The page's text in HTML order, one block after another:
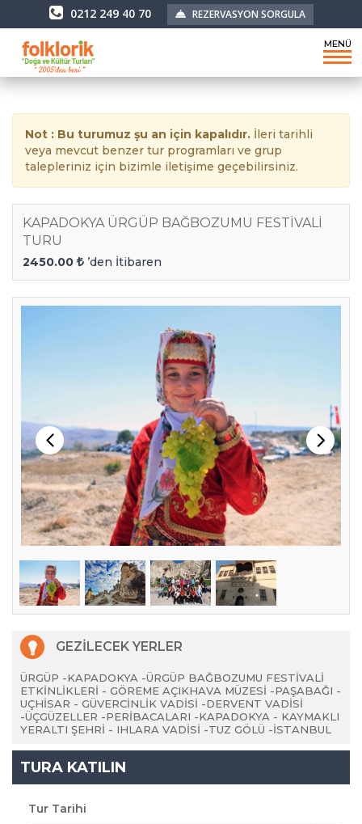
0212 249 40 70 REZERVASYON SORGULA
MENÜ
Not : Bu turumuz şu an için kapalıdır. İleri tarihli
veya mevcut benzer tur programları ve grup
talepleriniz için bizimle iletişime geçebilirsiniz.
KAPADOKYA ÜRGÜP BAĞBOZUMU FESTİVALİ
TURU
2450.00 ’den İtibaren
GEZİLECEK YERLER
ÜRGÜP -KAPADOKYA -ÜRGÜP BAĞBOZUMU FESTİVALİ
ETKİNLİKLERİ - GÖREME AÇIKHAVA MÜZESİ -PAŞABAĞI -
UÇHİSAR - GÜVERCİNLİK VADİSİ -DERVENT VADİSİ
-ÜÇGÜZELLER -PERİBACALARI -KAPADOKYA - KAYMAKLI
YERALTI ŞEHRİ - IHLARA VADİSİ -TUZ GÖLÜ -İSTANBUL
TURA KATILIN
Tur Tarihi